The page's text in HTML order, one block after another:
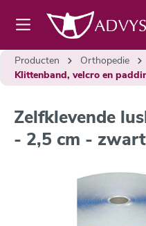
hoofdinhoud
Producten Orthopedie
Klittenband, velcro en
Zelfklevende
- 2,5 cm -